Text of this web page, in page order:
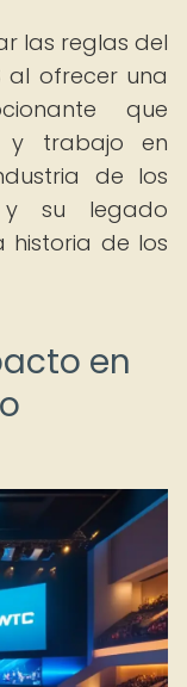
las reglas del
al ofrecer una
que
y trabajo en
de los
y su legado
de los
en